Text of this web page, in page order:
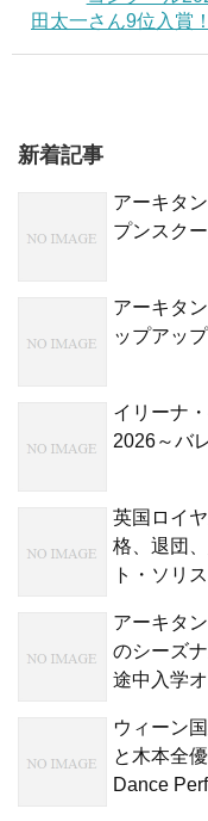
田太一さん9位入賞
新着記事
アーキタ
プンスク
アーキタ
ップアッ
イリーナ
2026～バ
英国ロイ
格、退団
ト・ソリ
アーキタ
のシーズ
途中入学
ウィーン
と木本全
Dance